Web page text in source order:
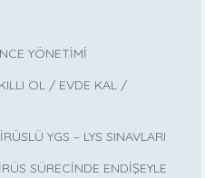
YÖNETİMİ
OL / EVDE KAL /
YGS – LYS SINAVLARI
SÜRECİNDE ENDİŞEYLE